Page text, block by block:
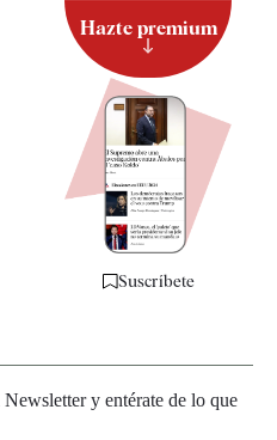
Hazte premium
Suscríbete
y entérate de lo que